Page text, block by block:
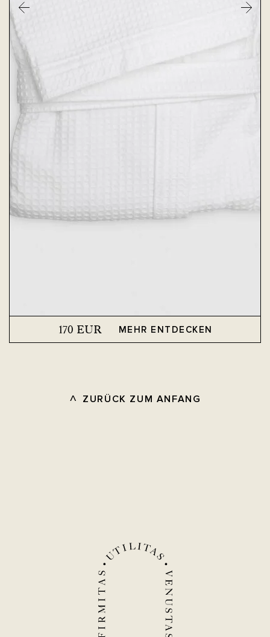
170 EUR MEHR ENTDECKEN
ZURÜCK ZUM ANFANG